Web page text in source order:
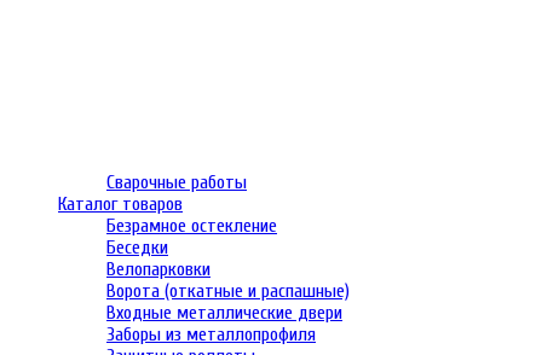
Сварочные работы
Каталог товаров
Безрамное остекление
Беседки
Велопарковки
Ворота (откатные и распашные)
Входные металлические двери
Заборы из металлопрофиля